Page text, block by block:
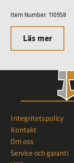
Item Number: 110958
Läs mer
Integritetspolicy
Kontakt
Om oss
Service och garanti